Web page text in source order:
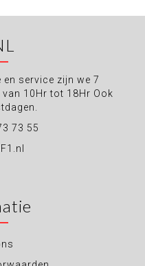
service zijn we 7
10Hr tot 18Hr Ook
73 55